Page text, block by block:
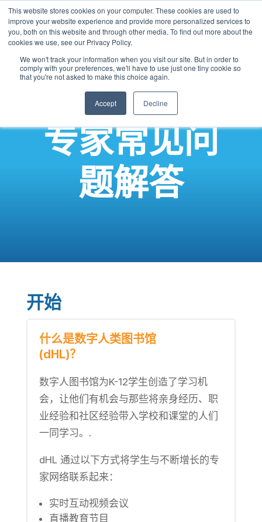
This website stores cookies on your computer. These cookies are used to
improve your website experience and provide more personalized services to
you, both on this website and through other media. To find out more about the
cookies we use, see our Privacy Policy.
We won't track your information when you visit our site. But in order to
comply with your preferences, we'll have to use just one tiny cookie so
that you're not asked to make this choice again.
Accept Decline
专家常见问
题解答
开始
什么是数字人类图书馆
(dHL)？
数字人图书馆为K-12学生创造了学习机
会，让他们有机会与那些将亲身经历、职
业经验和社区经验带入学校和课堂的人们
一同学习。.
dHL 通过以下方式将学生与不断增长的专
家网络联系起来：
实时互动视频会议
直播教育节目
Chinese
English
French
Spanish
Hindi
Tagalog
Cantonese